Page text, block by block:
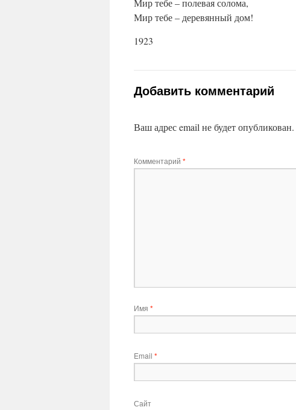
Мир тебе – полевая солома,
Мир тебе – деревянный дом!
1923
Добавить комментарий
Ваш адрес email не будет опубликован.
Комментарий *
Имя *
Email *
Сайт